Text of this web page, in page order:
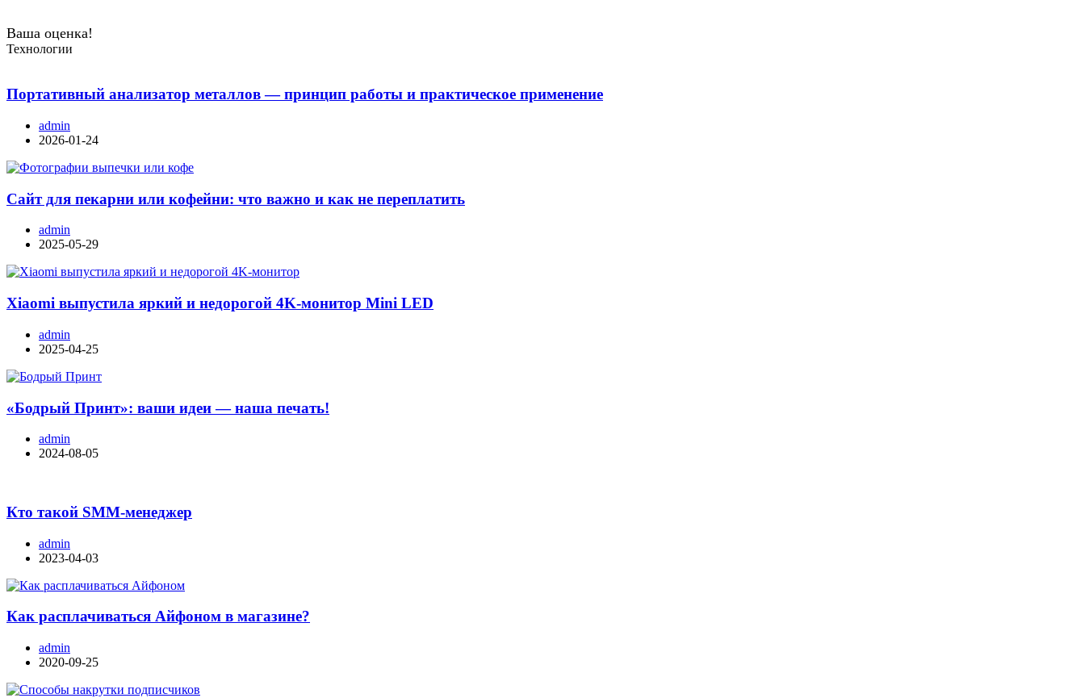
Ваша оценка!
Технологии
Портативный анализатор металлов — принцип работы и практическое применение
admin
2026-01-24
Сайт для пекарни или кофейни: что важно и как не переплатить
admin
2025-05-29
Xiaomi выпустила яркий и недорогой 4K-монитор Mini LED
admin
2025-04-25
«Бодрый Принт»: ваши идеи — наша печать!
admin
2024-08-05
Кто такой SMM-менеджер
admin
2023-04-03
Как расплачиваться Айфоном в магазине?
admin
2020-09-25